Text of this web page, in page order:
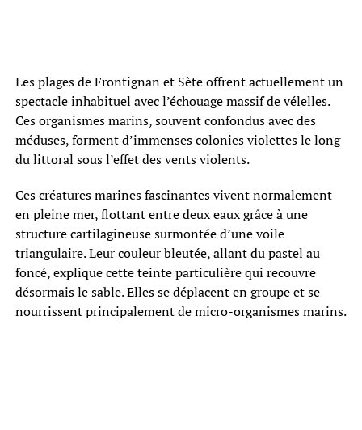
Les plages de Frontignan et Sète offrent actuellement un
spectacle inhabituel avec l’échouage massif de vélelles.
Ces organismes marins, souvent confondus avec des
méduses, forment d’immenses colonies violettes le long
du littoral sous l’effet des vents violents.
Ces créatures marines fascinantes vivent normalement
en pleine mer, flottant entre deux eaux grâce à une
structure cartilagineuse surmontée d’une voile
triangulaire. Leur couleur bleutée, allant du pastel au
foncé, explique cette teinte particulière qui recouvre
désormais le sable. Elles se déplacent en groupe et se
nourrissent principalement de micro-organismes marins.